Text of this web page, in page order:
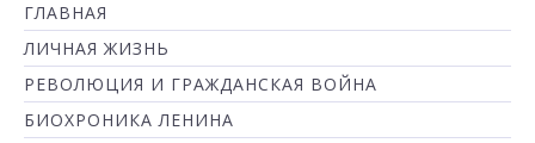
ГЛАВНАЯ
ЛИЧНАЯ ЖИЗНЬ
РЕВОЛЮЦИЯ И ГРАЖДАНСКАЯ ВОЙНА
БИОХРОНИКА ЛЕНИНА